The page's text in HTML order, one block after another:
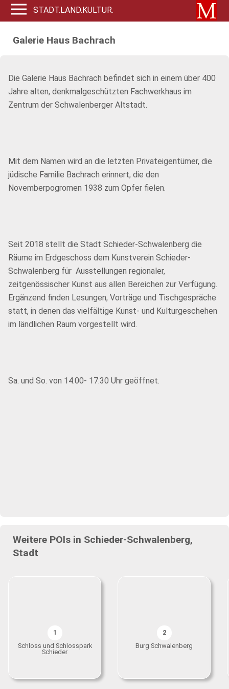
STADT.LAND.KULTUR.
Galerie Haus Bachrach
Die Galerie Haus Bachrach befindet sich in einem über 400
Jahre alten, denkmalgeschützten Fachwerkhaus im
Zentrum der Schwalenberger Altstadt.
Mit dem Namen wird an die letzten Privateigentümer, die
jüdische Familie Bachrach erinnert, die den
Novemberpogromen 1938 zum Opfer fielen.
Seit 2018 stellt die Stadt Schieder-Schwalenberg die
Räume im Erdgeschoss dem Kunstverein Schieder-
Schwalenberg für Ausstellungen regionaler,
zeitgenössischer Kunst aus allen Bereichen zur Verfügung.
Ergänzend finden Lesungen, Vorträge und Tischgespräche
statt, in denen das vielfältige Kunst- und Kulturgeschehen
im ländlichen Raum vorgestellt wird.
Sa. und So. von 14.00- 17.30 Uhr geöffnet.
Weitere POIs in Schieder-Schwalenberg,
Stadt
1
Schloss und Schlosspark
Schieder
2
Burg Schwalenberg